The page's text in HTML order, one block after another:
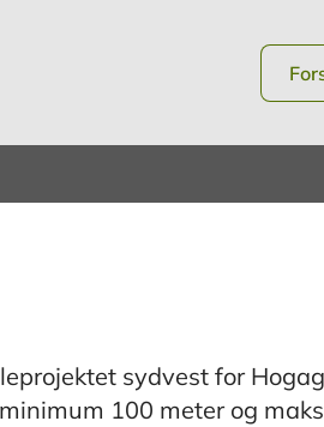
sydvest for
100 meter og